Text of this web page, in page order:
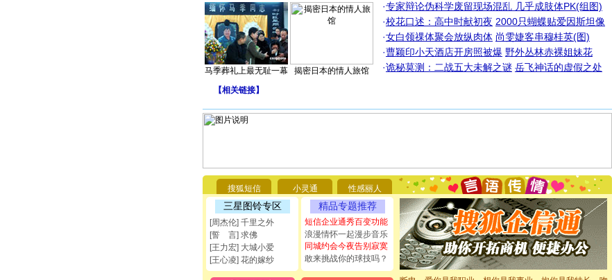
马季葬礼上最无耻一幕 揭密日本的情人旅馆
·专家辩论伪科学废留现场混乱 几乎成肢体PK(组图)
·校花口述：高中时献初夜 2000只蝴蝶贴爱因斯坦像
·女白领祼体聚会放纵肉体 尚雯婕客串穆桂英(图)
·曹颖印小天酒店开房照被爆 野外丛林赤裸姐妹花
·诡秘莫测：二战五大未解之谜 岳飞神话的虚假之处
【相关链接】
搜狐短信 小灵通 性感丽人
三星图铃专区
[周杰伦] 千里之外
[誓 言] 求佛
[王力宏] 大城小爱
[王心凌] 花的嫁纱
精品专题推荐
短信企业通秀百变功能
浪漫情怀一起漫步音乐
同城约会今夜告别寂寞
敢来挑战你的球技吗？
[圣诞节]圣诞节到了，想想没什么送给你的，又不打算给
你太多，只有给你五千万：千万快乐！千万要健康！千万
要平安！千万要知足！千万不要忘记我！
[圣诞节]不只这样的日子才会想起你,而是这样的日子才
能正大光明地骚扰你,告诉你,圣诞要快乐!新年要快乐!天天
都要快乐噢!
[圣诞节]奉上一颗祝福的心,在这个特别的日子里,愿幸福,
如意,快乐,鲜花,一切美好的祝愿与你同在.圣诞快乐!
[元旦]看到你我会触电；看不到你我要充电；没有你我会